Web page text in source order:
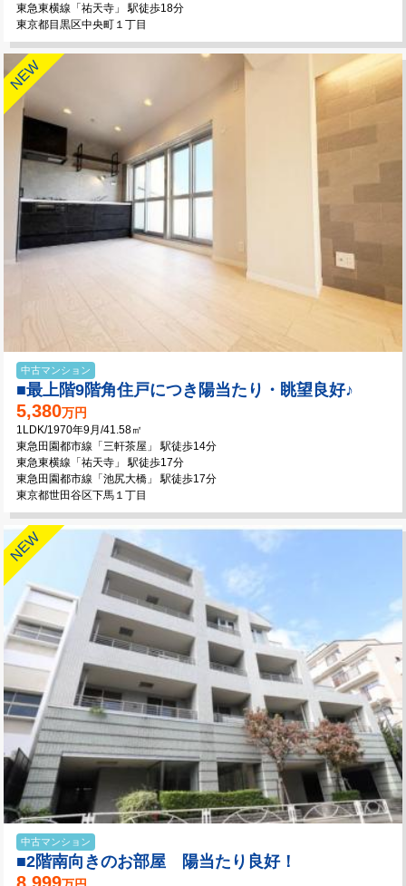
東急東横線「祐天寺」 駅徒歩18分
東京都目黒区中央町１丁目
中古マンション
■最上階9階角住戸につき陽当たり・眺望良好♪
5,380万円
1LDK/1970年9月/41.58㎡
東急田園都市線「三軒茶屋」 駅徒歩14分
東急東横線「祐天寺」 駅徒歩17分
東急田園都市線「池尻大橋」 駅徒歩17分
東京都世田谷区下馬１丁目
中古マンション
■2階南向きのお部屋 陽当たり良好！